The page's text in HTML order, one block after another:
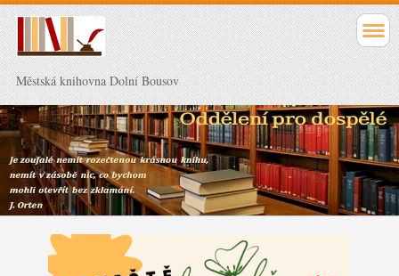
Městská knihovna Dolní Bousov